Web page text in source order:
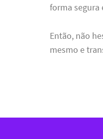
forma segura
Então, não
mesmo e